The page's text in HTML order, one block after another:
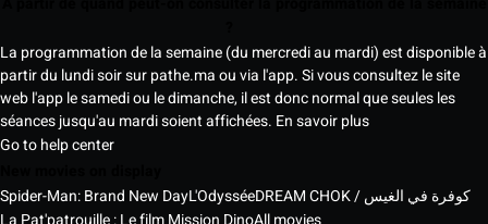
La programmation de la semaine (du mercredi au mardi) est disponible à
partir du lundi soir sur pathe.ma ou via l'app. Si vous consultez le site
web l'app le samedi ou le dimanche, il est donc normal que seules les
séances jusqu'au mardi soient affichées. En savoir plus
Go to help center
Spider-Man: Brand New DayL'Odyssée
DREAM CHOK / كوفرة في الغيس